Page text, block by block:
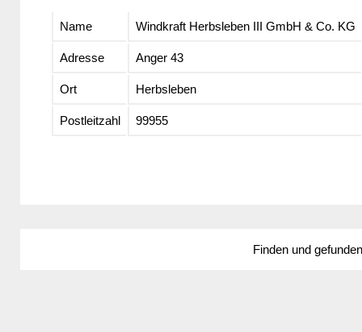
Name Windkraft Herbsleben III GmbH & Co. KG
Adresse Anger 43
Ort Herbsleben
Postleitzahl 99955
Finden und